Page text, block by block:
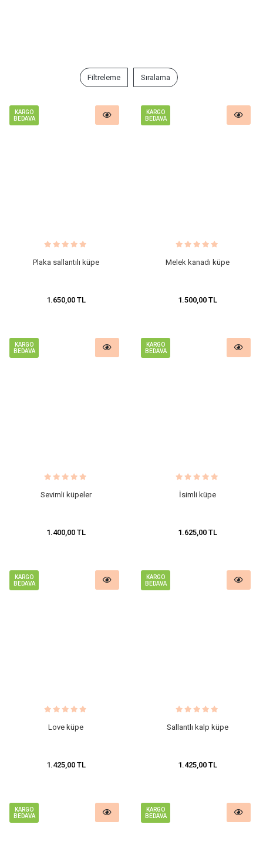
Filtreleme Sıralama
KARGO
BEDAVA
Plaka sallantılı küpe
1.650,00 TL
KARGO
BEDAVA
Melek kanadı küpe
1.500,00 TL
KARGO
BEDAVA
Sevimli küpeler
1.400,00 TL
KARGO
BEDAVA
İsimli küpe
1.625,00 TL
KARGO
BEDAVA
Love küpe
1.425,00 TL
KARGO
BEDAVA
Sallantlı kalp küpe
1.425,00 TL
KARGO
BEDAVA
KARGO
BEDAVA